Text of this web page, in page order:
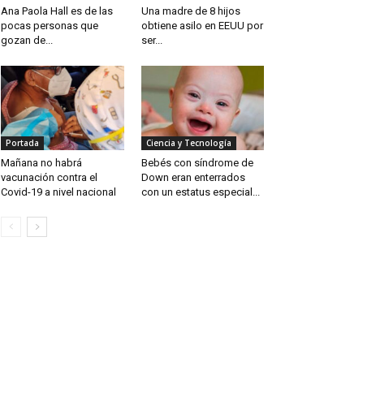
Ana Paola Hall es de las
pocas personas que
gozan de...
Una madre de 8 hijos
obtiene asilo en EEUU por
ser...
Portada
Mañana no habrá
vacunación contra el
Covid-19 a nivel nacional
Ciencia y Tecnología
Bebés con síndrome de
Down eran enterrados
con un estatus especial...